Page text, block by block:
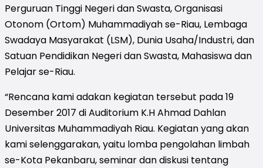
Perguruan Tinggi Negeri dan Swasta, Organisasi
Otonom (Ortom) Muhammadiyah se-Riau, Lembaga
Swadaya Masyarakat (LSM), Dunia Usaha/Industri, dan
Satuan Pendidikan Negeri dan Swasta, Mahasiswa dan
Pelajar se-Riau.
“Rencana kami adakan kegiatan tersebut pada 19
Desember 2017 di Auditorium K.H Ahmad Dahlan
Universitas Muhammadiyah Riau. Kegiatan yang akan
kami selenggarakan, yaitu lomba pengolahan limbah
se-Kota Pekanbaru, seminar dan diskusi tentang